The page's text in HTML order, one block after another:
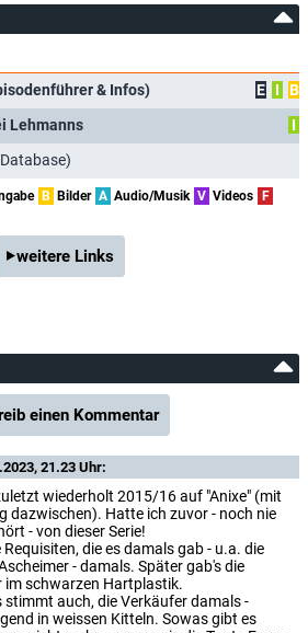
& Infos) E I
B
Lehmanns
I
B Bilder A Audio/Musik V Videos F
weitere Links
einen Kommentar
21.23 Uhr:
wiederholt 2015/16 auf "Anixe" (mit
dazwischen). Hatte ich zuvor - noch nie
- von dieser Serie!
Requisiten, die es damals gab - u.a. die
- damals. Später gab's die
im schwarzen Hartplastik.
stimmt auch, die Verkäufer damals -
in weissen Kitteln. Sowas gibt es